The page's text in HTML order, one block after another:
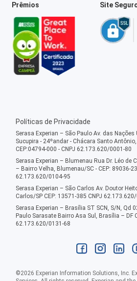
Prêmios Site
Políticas de Privacidade
Serasa Experian – São Paulo Av. das
Sucupira - 24ºandar - Chácara Santo
CEP:04794-000 - CNPJ 62.173.620/0001-80
Serasa Experian – Blumenau Rua Dr. Léo de
– Bairro Velha, Blumenau/SC - CEP: 89036-
62.173.620/0104-95
Serasa Experian – São Carlos Av. Doutor
Carlos/SP CEP: 13571-385 CNPJ
Serasa Experian – Brasília ST SCN, S/N, Qd
Paulo Sarasate Bairro Asa Sul, Brasília – DF
62.173.620/0131-68
©2026 Experian Information Solutions, Inc.